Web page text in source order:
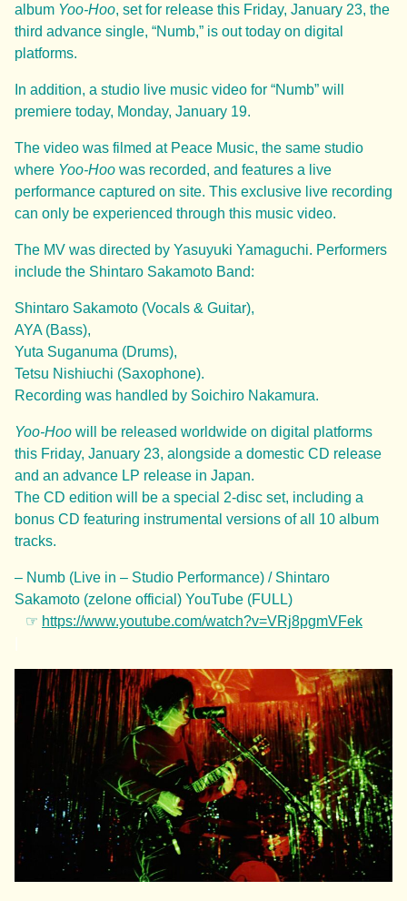
album Yoo-Hoo, set for release this Friday, January 23, the
third advance single, “Numb,” is out today on digital
platforms.
In addition, a studio live music video for “Numb” will
premiere today, Monday, January 19.
The video was filmed at Peace Music, the same studio
where Yoo-Hoo was recorded, and features a live
performance captured on site. This exclusive live recording
can only be experienced through this music video.
The MV was directed by Yasuyuki Yamaguchi. Performers
include the Shintaro Sakamoto Band:
Shintaro Sakamoto (Vocals & Guitar),
AYA (Bass),
Yuta Suganuma (Drums),
Tetsu Nishiuchi (Saxophone).
Recording was handled by Soichiro Nakamura.
Yoo-Hoo will be released worldwide on digital platforms
this Friday, January 23, alongside a domestic CD release
and an advance LP release in Japan.
The CD edition will be a special 2-disc set, including a
bonus CD featuring instrumental versions of all 10 album
tracks.
– Numb (Live in – Studio Performance) / Shintaro
Sakamoto (zelone official) YouTube (FULL)
☞ https://www.youtube.com/watch?v=VRj8pgmVFek